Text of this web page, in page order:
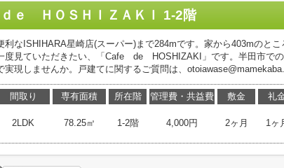
ｅ ＨＯＳＨＩＺＡＫＩ 1-2階
利なISHIHARA星崎店(スーパー)まで284mです。家から403mのと
度見ていただきたい、「Cafe de HOSHIZAKI」です。半田市で
実現しませんか。戸建てに関するご質問は、
間取り
2LDK
専有面積
78.25㎡
所在階
1-2階
管理費・共益費
4,000円
敷金
2ヶ月
礼
1ヶ